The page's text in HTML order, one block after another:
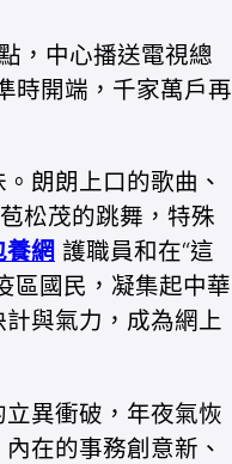
中心播送電視總
時開端，千家萬戶再
朗朗上口的歌曲、
松茂的跳舞，特殊
養網 護職員和在“這
區國民，凝集起中華
與氣力，成為網上
異衝破，年夜氣恢
在的事務創意新、